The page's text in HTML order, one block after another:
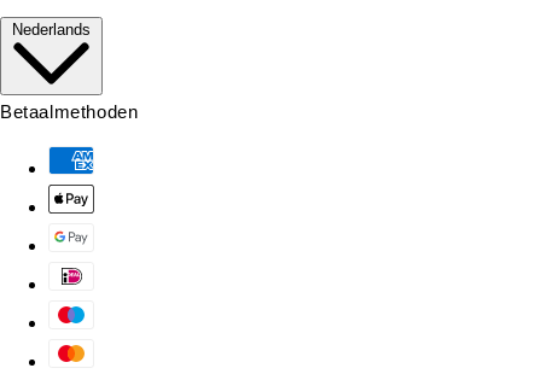
Nederlands
Betaalmethoden